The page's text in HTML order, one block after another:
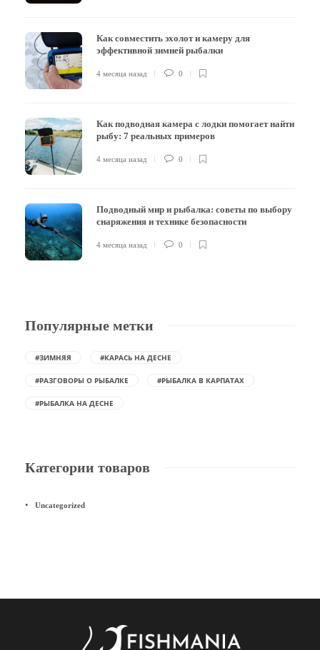
Как совместить эхолот и камеру для
эффективной зимней рыбалки
4 месяца назад 0
Как подводная камера с лодки помогает найти
рыбу: 7 реальных примеров
4 месяца назад 0
Подводный мир и рыбалка: советы по выбору
снаряжения и технике безопасности
4 месяца назад 0
Популярные метки
#ЗИМНЯЯ #КАРАСЬ НА ДЕСНЕ
#РАЗГОВОРЫ О РЫБАЛКЕ #РЫБАЛКА В КАРПАТАХ
#РЫБАЛКА НА ДЕСНЕ
Категории товаров
Uncategorized